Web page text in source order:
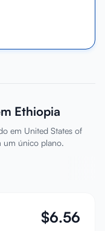
Ethiopia
em United States of
um único plano.
$6.56